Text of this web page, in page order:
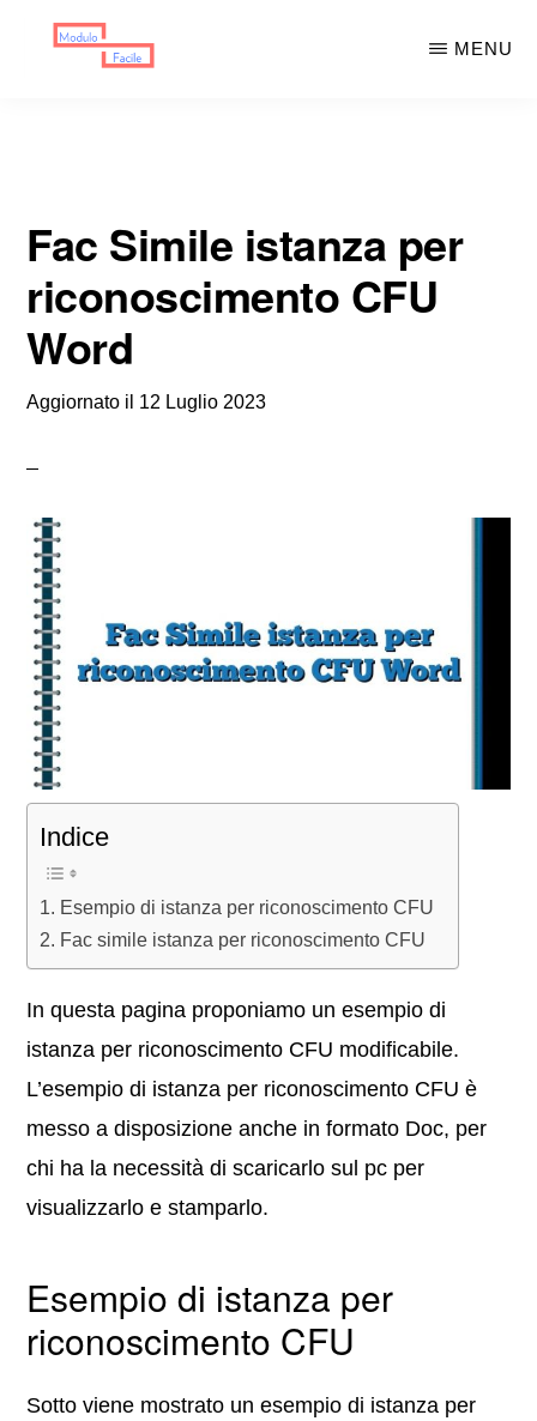
MENU
Fac Simile istanza per
riconoscimento CFU
Word
Aggiornato il 12 Luglio 2023
Indice
Esempio di istanza per riconoscimento CFU
Fac simile istanza per riconoscimento CFU
In questa pagina proponiamo un esempio di
istanza per riconoscimento CFU modificabile.
L’esempio di istanza per riconoscimento CFU è
messo a disposizione anche in formato Doc, per
chi ha la necessità di scaricarlo sul pc per
visualizzarlo e stamparlo.
Esempio di istanza per
riconoscimento CFU
Sotto viene mostrato un esempio di istanza per